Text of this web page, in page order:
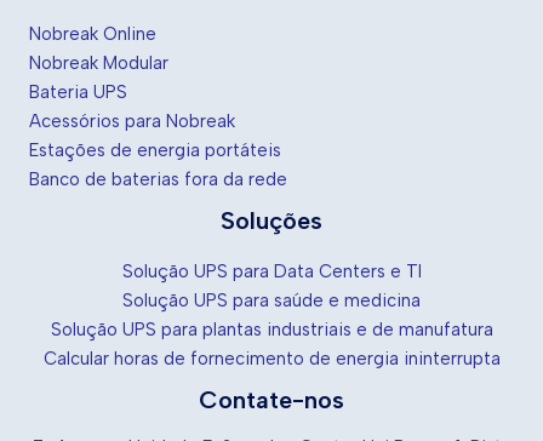
Nobreak Online
Nobreak Modular
Bateria UPS
Acessórios para Nobreak
Estações de energia portáteis
Banco de baterias fora da rede
Soluções
Solução UPS para Data Centers e TI
Solução UPS para saúde e medicina
Solução UPS para plantas industriais e de manufatura
Calcular horas de fornecimento de energia ininterrupta
Contate-nos